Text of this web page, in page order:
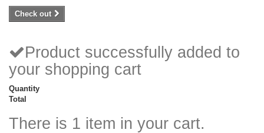
Check out
Product successfully added to
your shopping cart
Quantity
Total
There is 1 item in your cart.